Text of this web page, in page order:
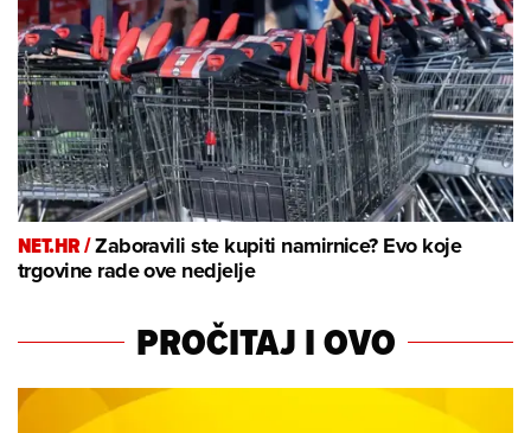
NET.HR /Zaboravili ste kupiti namirnice? Evo koje
trgovine rade ove nedjelje
PROČITAJ I OVO